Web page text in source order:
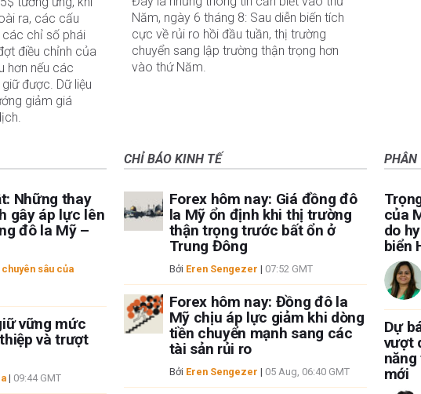
ra, các cấu
chỉ số phái
điều chỉnh của
hơn nếu các
được. Dữ liệu
giảm giá
Năm, ngày 6 tháng 8: Sau diễn biến tích
cực về rủi ro hồi đầu tuần, thị trường
chuyển sang lập trường thận trọng hơn
vào thứ Năm.
Những thay
gây áp lực lên
đô la Mỹ –
sâu của
vững mức
và trượt
| 09:44 GMT
CHỈ BÁO KINH TẾ
Forex hôm nay: Giá đồng đô
la Mỹ ổn định khi thị trường
thận trọng trước bất ổn ở
Trung Đông
Bởi Eren Sengezer | 07:52 GMT
Forex hôm nay: Đồng đô la
Mỹ chịu áp lực giảm khi dòng
tiền chuyển mạnh sang các
tài sản rủi ro
Bởi Eren Sengezer | 05 Aug, 06:40 GMT
PHÂN
của
do
biển
Dự
vượt
mới